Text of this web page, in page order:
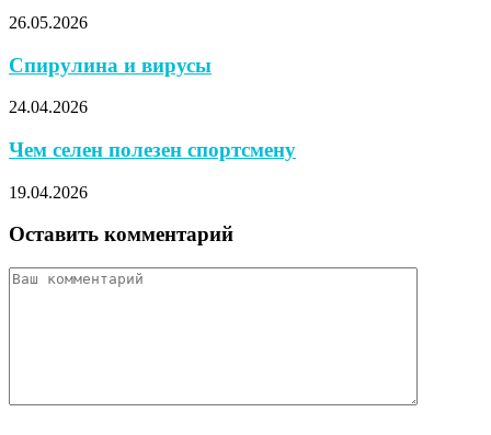
26.05.2026
Спирулина и вирусы
24.04.2026
Чем селен полезен спортсмену
19.04.2026
Оставить комментарий